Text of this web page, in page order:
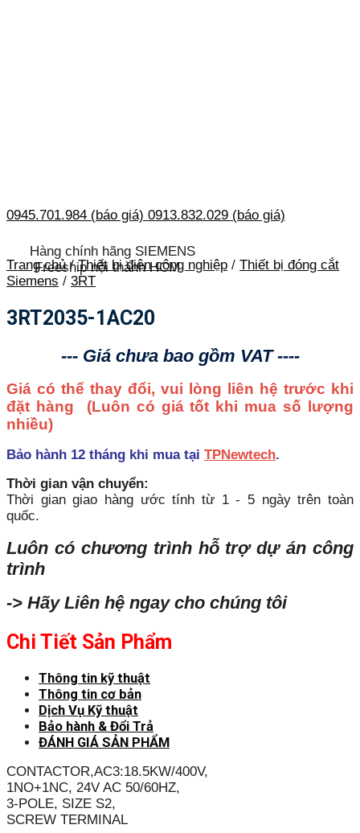
0945.701.984 (báo giá) 0913.832.029 (báo giá)
Hàng chính hãng SIEMENS
Freeship nội thành HCM
Trang chủ / Thiết bị điện công nghiệp / Thiết bị đóng cắt
Siemens / 3RT
3RT2035-1AC20
--- Giá chưa bao gồm VAT ----
Giá có thể thay đổi, vui lòng liên hệ trước khi
đặt hàng (Luôn có giá tốt khi mua số lượng
nhiều)
Bảo hành 12 tháng khi mua tại TPNewtech.
Thời gian vận chuyển:
Thời gian giao hàng ước tính từ 1 - 5 ngày trên toàn
quốc.
Luôn có chương trình hỗ trợ dự án công
trình
-> Hãy Liên hệ ngay cho chúng tôi
Chi Tiết Sản Phẩm
Thông tin kỹ thuật
Thông tin cơ bản
Dịch Vụ Kỹ thuật
Bảo hành & Đổi Trả
ĐÁNH GIÁ SẢN PHẨM
CONTACTOR,AC3:18.5KW/400V,
1NO+1NC, 24V AC 50/60HZ,
3-POLE, SIZE S2,
SCREW TERMINAL